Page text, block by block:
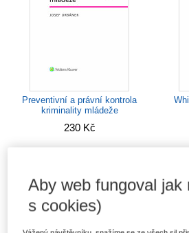
Preventivní a právní kontrola
kriminality mládeže
230 Kč
Aby web fungoval jak
s cookies)